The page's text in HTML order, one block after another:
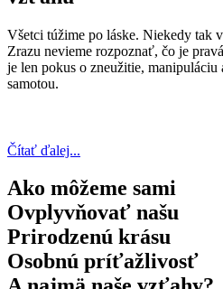
Všetci túžime po láske. Niekedy tak
Zrazu nevieme rozpoznať, čo je
je len pokus o zneužitie, manipuláciu
samotou.
Čítať ďalej...
Ako môžeme sami
Ovplyvňovať našu
Prirodzenú krásu
Osobnú príťažlivosť